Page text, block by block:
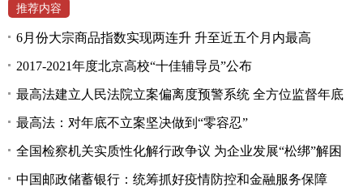
推荐内容
6月份大宗商品指数实现两连升 升至近五个月内最高
2017-2021年度北京高校“十佳辅导员”公布
最高法建立人民法院立案偏离度预警系统 全方位监督年底
最高法：对年底不立案坚决做到“零容忍”
全国检察机关实质性化解行政争议 为企业发展“松绑”解困
中国邮政储蓄银行：统筹抓好疫情防控和金融服务保障